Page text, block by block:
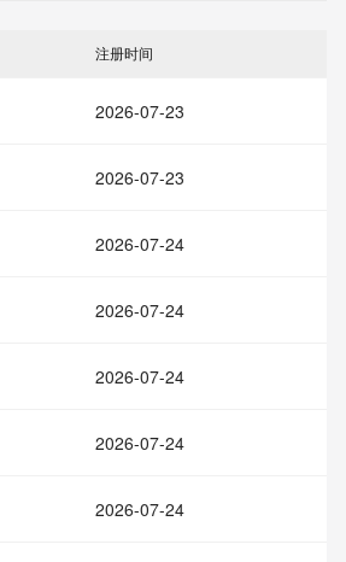
注册时间
2026-07-23
2026-07-23
2026-07-24
2026-07-24
2026-07-24
2026-07-24
2026-07-24